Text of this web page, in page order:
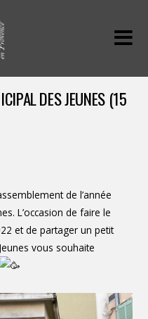
DES JEUNES (15
de l’année
L’occasion de faire le
et de partager un petit
vous souhaite